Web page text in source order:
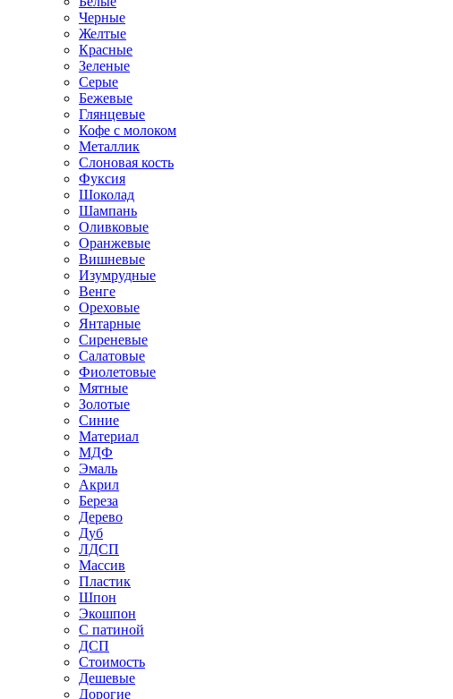
Черные
Желтые
Красные
Зеленые
Серые
Бежевые
Глянцевые
Кофе с молоком
Металлик
Слоновая кость
Фуксия
Шоколад
Шампань
Оливковые
Оранжевые
Вишневые
Изумрудные
Венге
Ореховые
Янтарные
Сиреневые
Салатовые
Фиолетовые
Мятные
Золотые
Синие
Материал
МДФ
Эмаль
Акрил
Береза
Дерево
Дуб
ЛДСП
Массив
Пластик
Шпон
Экошпон
С патиной
ДСП
Стоимость
Дешевые
Дорогие